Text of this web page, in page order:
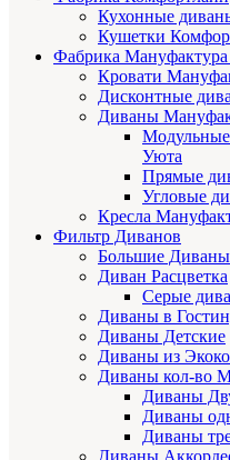
Кухонные
Кушетки
Фабрика
Кровати
Дисконтные
Диваны
Уюта
Прямые
Угловые
Кресла
Фильтр Диванов
Большие Диваны
Диван Расцветка
Серые
Диваны в
Диваны Детские
Диваны из
Диваны кол-во
Диваны
Диваны
Диваны
Диваны